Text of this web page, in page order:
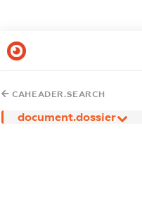
CAHEADER.SEARCH
document.dossier